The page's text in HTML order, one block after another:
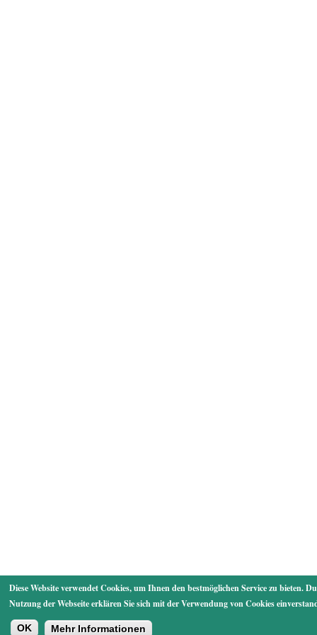
Diese Website verwendet Cookies, um Ihnen den bestmöglichen Service zu bieten.
Nutzung der Webseite erklären Sie sich mit der Verwendung von Cookies
OK Mehr Informationen